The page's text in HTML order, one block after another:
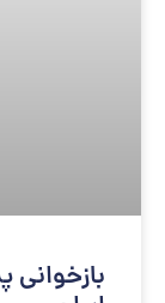
بازخوانی